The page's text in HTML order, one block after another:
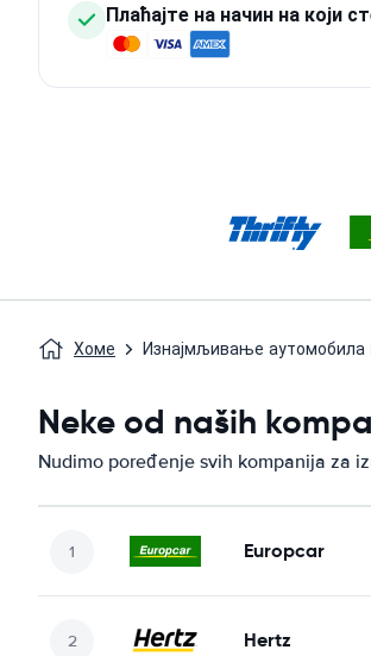
Плаћајте на начин на који
Хоме Изнајмљивање аутомобила
Neke od naših
Nudimo poređenje svih kompanija za
Europcar
Hertz